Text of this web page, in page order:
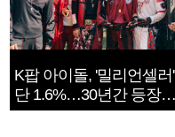
K팝 아이돌, '밀리언셀러'
단 1.6%…30년간 등장
1182개팀 전수조사